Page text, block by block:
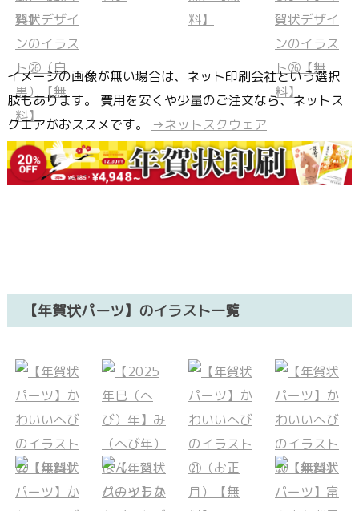
イメージの画像が無い場合は、ネット印刷会社という選択
肢もあります。 費用を安くや少量のご注文なら、ネットス
クエアがおススメです。
→ネットスクウェア
【年賀状パーツ】のイラスト一覧